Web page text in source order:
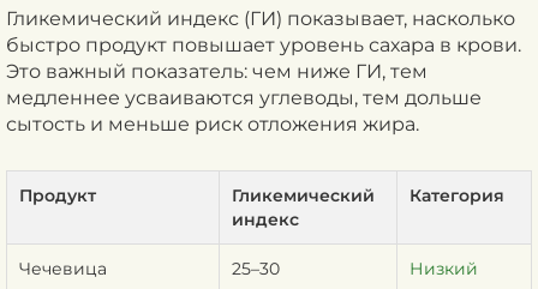
Гликемический индекс (ГИ) показывает, насколько
быстро продукт повышает уровень сахара в крови.
Это важный показатель: чем ниже ГИ, тем
медленнее усваиваются углеводы, тем дольше
сытость и меньше риск отложения жира.
Продукт
Гликемический
индекс
Категория
Чечевица 25–30 Низкий